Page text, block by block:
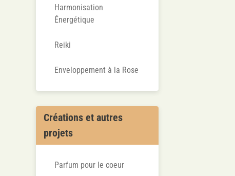
Harmonisation
Énergétique
Reiki
Enveloppement à la Rose
Créations et autres
projets
Parfum pour le coeur